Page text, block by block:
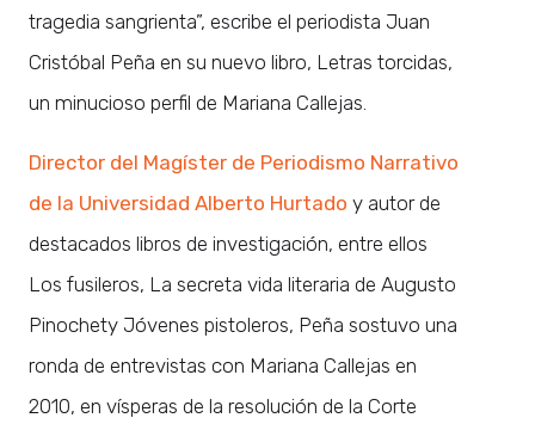
tragedia sangrienta”, escribe el periodista Juan
Cristóbal Peña en su nuevo libro, Letras torcidas,
un minucioso perfil de Mariana Callejas.
Director del Magíster de Periodismo Narrativo
de la Universidad Alberto Hurtado y autor de
destacados libros de investigación, entre ellos
Los fusileros, La secreta vida literaria de Augusto
Pinochety Jóvenes pistoleros, Peña sostuvo una
ronda de entrevistas con Mariana Callejas en
2010, en vísperas de la resolución de la Corte